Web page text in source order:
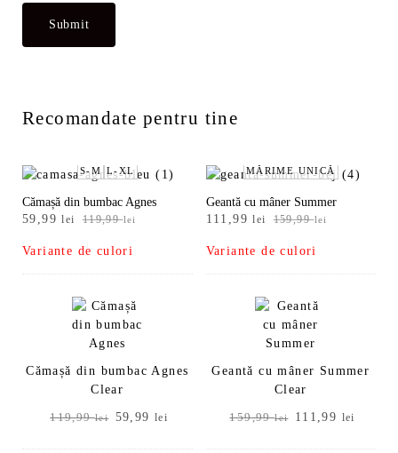
Recomandate pentru tine
S-M L-XL
Cămașă din bumbac Agnes
119,99lei
Prețul
a
fost:
59,99lei
Prețul
este:
59,99 lei.
Variante de culori
Cămașă din bumbac Agnes
Clear
119,99lei
Prețul
59,99 lei
MĂRIME UNICĂ
Geantă cu mâner Summer
159,99lei
Prețul
a
fost:
111,99lei
Prețul
este:
111,99 lei.
Variante de culori
Geantă cu mâner Summer
Clear
159,99lei
Prețul
111,99 lei